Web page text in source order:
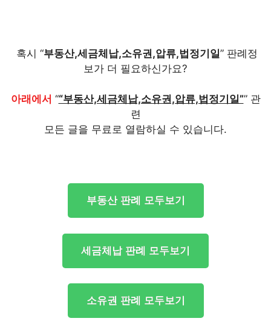
혹시 “부동산,세금체납,소유권,압류,법정기일” 판례정
보가 더 필요하신가요?
아래에서 ““부동산,세금체납,소유권,압류,법정기일”” 관
련
모든 글을 무료로 열람하실 수 있습니다.
부동산 판례 모두보기
세금체납 판례 모두보기
소유권 판례 모두보기